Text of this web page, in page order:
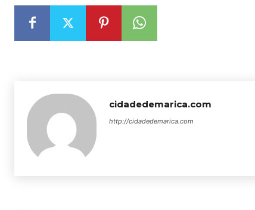
cidadedemarica.com
http://cidadedemarica.com